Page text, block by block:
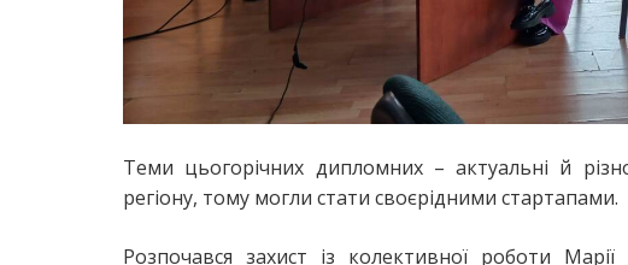
Теми цьогорічних дипломних – актуальні й
регіону, тому могли стати своєрідними стартапами.
Розпочався захист із колективної роботи